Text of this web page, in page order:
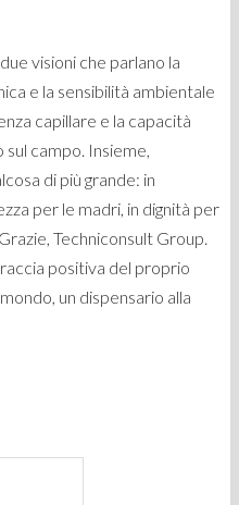
visioni che parlano la
e la sensibilità ambientale
capillare e la capacità
campo. Insieme,
di più grande: in
per le madri, in dignità per
Techniconsult Group.
positiva del proprio
un dispensario alla